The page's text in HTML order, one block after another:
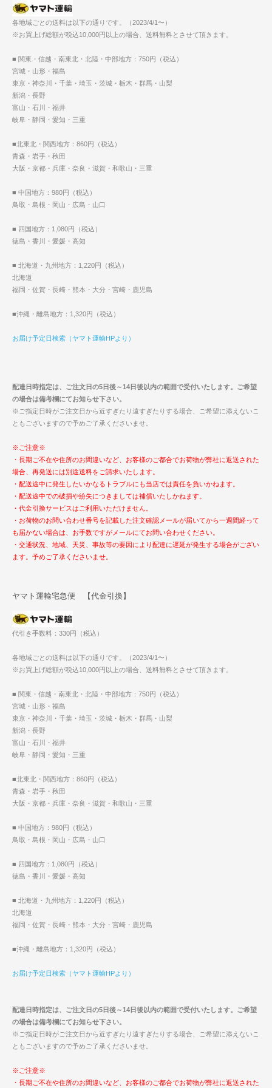
各地域ごとの送料は以下の通りです。（2023/4/1〜）
※お買上げ総額が税込10,000円以上の場合、送料無料とさせて頂きます。
■ 関東・信越・南東北・北陸・中部地方：750円（税込）
宮城・山形・福島
東京・神奈川・千葉・埼玉・茨城・栃木・群馬・山梨
新潟・長野
富山・石川・福井
岐阜・静岡・愛知・三重
■北東北・関西地方：860円（税込）
青森・岩手・秋田
大阪・京都・兵庫・奈良・滋賀・和歌山・三重
■ 中国地方：980円（税込）
鳥取・島根・岡山・広島・山口
■ 四国地方：1,080円（税込）
徳島・香川・愛媛・高知
■ 北海道・九州地方：1,220円（税込）
北海道
福岡・佐賀・長崎・熊本・大分・宮崎・鹿児島
■沖縄・離島地方：1,320円（税込）
お届け予定日検索（ヤマト運輸HPより）
配達日時指定は、ご注文日の5日後～14日後以内の範囲で受付いたします。ご希望
の場合は備考欄にてお知らせ下さい。
※ご指定日時がご注文日から近すぎたり遠すぎたりする場合、ご希望に添えないこ
ともございますので予めご了承くださいませ。
※ご注意※
・長期ご不在や住所のお間違いなど、お客様のご都合でお荷物が弊社に返送された
場合、再発送には別途送料をご請求いたします。
・配送途中に発生したいかなるトラブルにも当店では責任を負いかねます。
・配送途中での破損や紛失につきましては補償いたしかねます。
・代金引換サービスはご利用いただけません。
・お荷物のお問い合わせ番号を記載した注文確認メールが届いてから一週間経って
も届かない場合は、お手数ですがメールにてお問い合わせください。
・交通状況、地域、天災、事故等の要因により配達に遅延が発生する場合がござい
ます。予めご了承くださいませ。
ヤマト運輸宅急便 【代金引換】
代引き手数料：330円（税込）
各地域ごとの送料は以下の通りです。（2023/4/1〜）
※お買上げ総額が税込10,000円以上の場合、送料無料とさせて頂きます。
■ 関東・信越・南東北・北陸・中部地方：750円（税込）
宮城・山形・福島
東京・神奈川・千葉・埼玉・茨城・栃木・群馬・山梨
新潟・長野
富山・石川・福井
岐阜・静岡・愛知・三重
■北東北・関西地方：860円（税込）
青森・岩手・秋田
大阪・京都・兵庫・奈良・滋賀・和歌山・三重
■ 中国地方：980円（税込）
鳥取・島根・岡山・広島・山口
■ 四国地方：1,080円（税込）
徳島・香川・愛媛・高知
■ 北海道・九州地方：1,220円（税込）
北海道
福岡・佐賀・長崎・熊本・大分・宮崎・鹿児島
■沖縄・離島地方：1,320円（税込）
お届け予定日検索（ヤマト運輸HPより）
配達日時指定は、ご注文日の5日後～14日後以内の範囲で受付いたします。ご希望
の場合は備考欄にてお知らせ下さい。
※ご指定日時がご注文日から近すぎたり遠すぎたりする場合、ご希望に添えないこ
ともございますので予めご了承くださいませ。
※ご注意※
・長期ご不在や住所のお間違いなど、お客様のご都合でお荷物が弊社に返送された